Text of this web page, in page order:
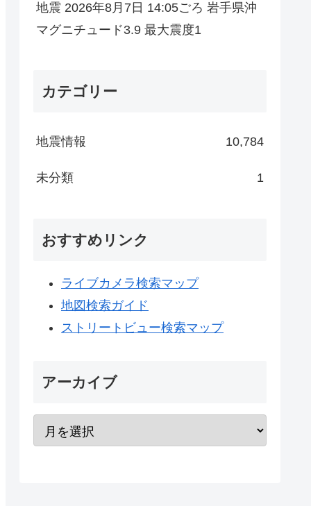
地震 2026年8月7日 14:05ごろ 岩手県沖
マグニチュード3.9 最大震度1
カテゴリー
地震情報 10,784
未分類 1
おすすめリンク
ライブカメラ検索マップ
地図検索ガイド
ストリートビュー検索マップ
アーカイブ